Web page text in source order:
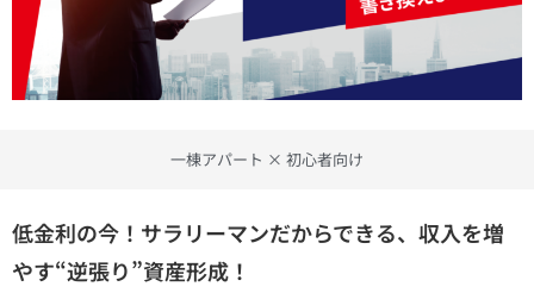
一棟アパート × 初心者向け
低金利の今！サラリーマンだからできる、収入を増
やす“逆張り”資産形成！